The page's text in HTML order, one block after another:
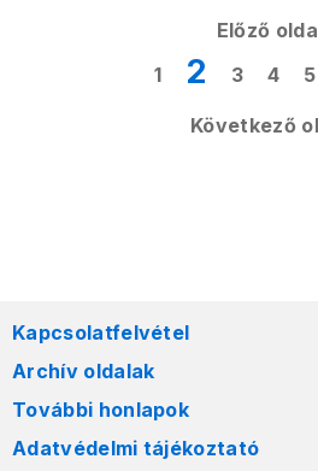
Előző
1
2 3 4 5
Következő
Kapcsolatfelvétel
Archív oldalak
További honlapok
Adatvédelmi tájékoztató